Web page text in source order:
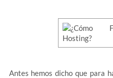
Antes hemos dicho que para